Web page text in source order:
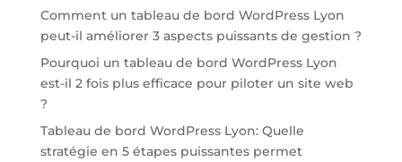
Comment un tableau de bord WordPress Lyon
peut-il améliorer 3 aspects puissants de gestion ?
Pourquoi un tableau de bord WordPress Lyon
est-il 2 fois plus efficace pour piloter un site web
?
Tableau de bord WordPress Lyon: Quelle
stratégie en 5 étapes puissantes permet